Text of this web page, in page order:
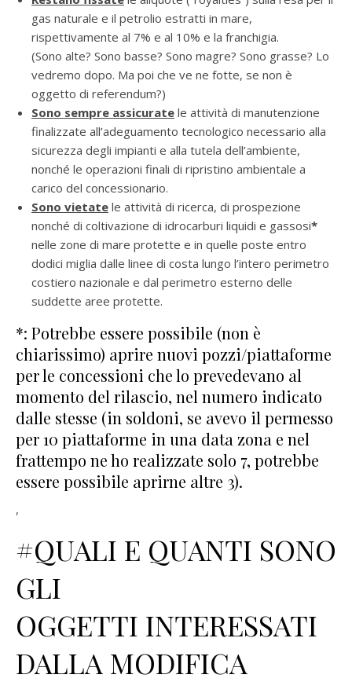
gas naturale e il petrolio estratti in mare,
rispettivamente al 7% e al 10% e la franchigia.
(Sono alte? Sono basse? Sono magre? Sono grasse? Lo
vedremo dopo. Ma poi che ve ne fotte, se non è
oggetto di referendum?)
Sono sempre assicurate le attività di manutenzione
finalizzate all’adeguamento tecnologico necessario alla
sicurezza degli impianti e alla tutela dell’ambiente,
nonché le operazioni finali di ripristino ambientale a
carico del concessionario.
Sono vietate le attività di ricerca, di prospezione
nonché di coltivazione di idrocarburi liquidi e gassosi*
nelle zone di mare protette e in quelle poste entro
dodici miglia dalle linee di costa lungo l’intero perimetro
costiero nazionale e dal perimetro esterno delle
suddette aree protette.
*: Potrebbe essere possibile (non è
chiarissimo) aprire nuovi pozzi/piattaforme
per le concessioni che lo prevedevano al
momento del rilascio, nel numero indicato
dalle stesse (in soldoni, se avevo il permesso
per 10 piattaforme in una data zona e nel
frattempo ne ho realizzate solo 7, potrebbe
essere possibile aprirne altre 3).
,
#QUALI E QUANTI SONO
GLI
OGGETTI INTERESSATI
DALLA MODIFICA